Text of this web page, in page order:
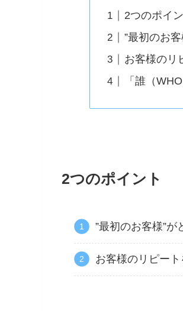
2つのポイ
”最初のお
お客様のリ
「誰（
2つのポイント
”最初のお客様”
お客様のリピー